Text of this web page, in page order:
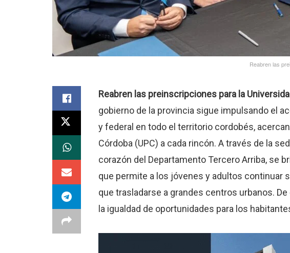
Reabren las
Reabren las preinscripciones para la
gobierno de la provincia sigue impulsando el
y federal en todo el territorio cordobés,
Córdoba (UPC) a cada rincón. A través de la
corazón del Departamento Tercero Arriba, se
que permite a los jóvenes y adultos continuar
que trasladarse a grandes centros urbanos.
la igualdad de oportunidades para los